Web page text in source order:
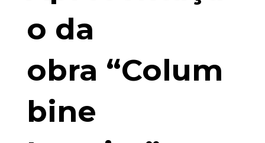
o da
obra “Colum
bine